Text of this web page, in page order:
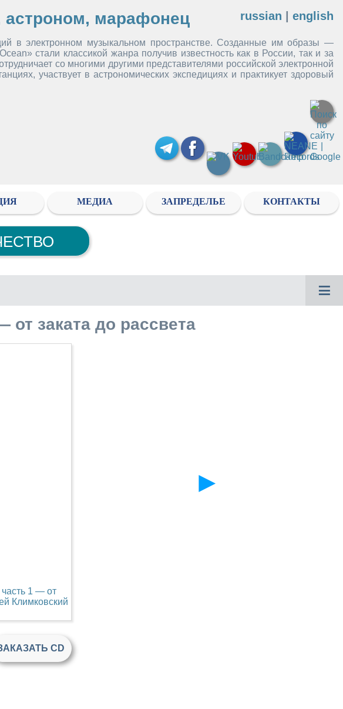
астроном, марафонец russian english
в электронном музыкальном пространстве. Созданные им образы —
стали классикой жанра получив известность как в России, так и за
со многими другими представителями российской электронной
участвует в астрономических экспедициях и практикует здоровый
МЕДИА ЗАПРЕДЕЛЬЕ КОНТАКТЫ
≡
заката до рассвета
1 — от
Климковский
►
CD